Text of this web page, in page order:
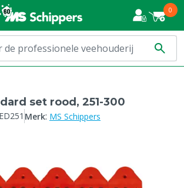
0
set rood, 251-300
Merk: MS Schippers